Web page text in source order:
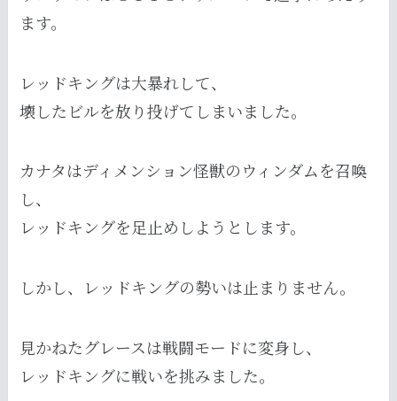
ます。
レッドキングは大暴れして、
壊したビルを放り投げてしまいました。
カナタはディメンション怪獣のウィンダムを召喚
し、
レッドキングを足止めしようとします。
しかし、レッドキングの勢いは止まりません。
見かねたグレースは戦闘モードに変身し、
レッドキングに戦いを挑みました。